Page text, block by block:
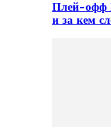
Плей-офф
и за кем